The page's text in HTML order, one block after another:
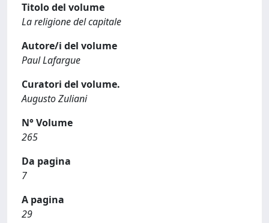
Titolo del volume
La religione del capitale
Autore/i del volume
Paul Lafargue
Curatori del volume.
Augusto Zuliani
N° Volume
265
Da pagina
7
A pagina
29